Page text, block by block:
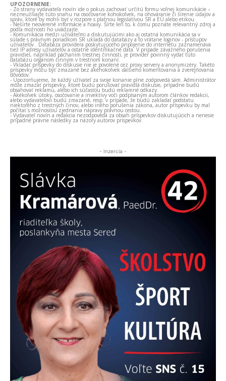
UPOZORNENIE:
- Zo strany vydavateľa novín ide o pokus zachovať určitú formu voľnej komunikácie –
nezneužívajte túto snahu na osočovanie kohokoľvek, na ohováranie či šírenie údajov a
správ, ktoré by mohli byť v rozpore s platnou legislatívou SR a EÚ alebo etikou.
- Nešírte neoverené informácie a hoaxy. Šírte len to, k čomu poznáte relevantný zdroj a
podľa možnosti ho uvádzajte.
- Komunikácia medzi užívateľmi a diskutujúcimi ako aj ostatná komunikácia sa v
súlade s právnym poriadkom SR ukladá do databázy a to vrátane loginov - prístupov
užívateľov . Databáza providera poskytujúceho pripojenie do internetu zaznamenáva
tiež IP adresy užívateľov a ostatné identifikačné dáta. V prípade závažného porušenia
pravidiel, napríklad páchaním trestnej činnosti, je provider povinný vydať túto
databázu orgánom činným v trestnom konaní.
- Vkladať príspevky do diskusie nie je povolené cez proxy servery a anonymizéry. Takéto
príspevky môžu byť zmazané bez akéhokoľvek ďalšieho komentovania a zverejňovania
dôvodov.
- Upozorňujeme, že každý užívateľ za svoje konanie plne zodpovedá sám. Administrátor
môže zmazať príspevky, ktoré budú porušovať pravidlá diskusie, prípadne budú
obsahovať reklamu, alebo ich súčasťou budú reklamné odkazy.
- Akékoľvek útoky, osočovanie a invektívy voči podpísaným autorom článkov redakcii,
alebo vydavateľovi budú zmazané, resp. v prípade, že budú zakladať podstatu
niektorého z trestných činov, alebo iného porušenia zákona, autor príspevku by mal
počítať s možnosťou zjednania nápravy právnou cestou.
- Vydavateľ novín a redakcia nezodpovedá za obsah príspevkov diskutujúcich a nenesie
prípadné právne následky za názory autorov príspevkov.
- Inzercia -